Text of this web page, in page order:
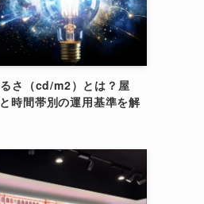
さ（cd/m2）とは？屋
時間帯別の運用基準を解